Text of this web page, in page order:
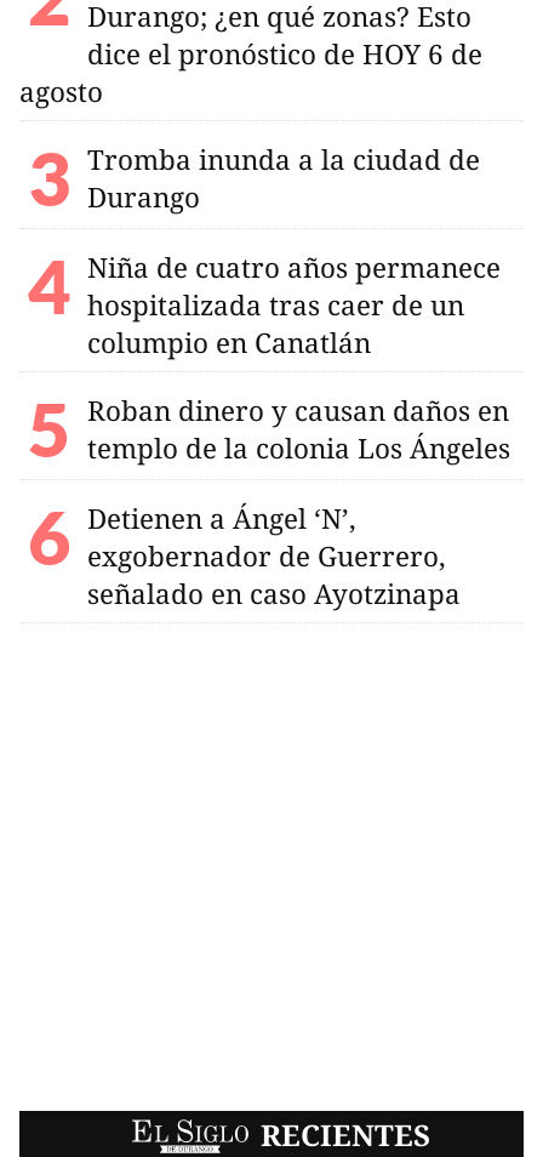
Durango; ¿en qué zonas? Esto
dice el pronóstico de HOY 6 de
agosto
Tromba inunda a la ciudad de
Durango
Niña de cuatro años permanece
hospitalizada tras caer de un
columpio en Canatlán
Roban dinero y causan daños en
templo de la colonia Los Ángeles
Detienen a Ángel ‘N’,
exgobernador de Guerrero,
señalado en caso Ayotzinapa
EL SIGLO RECIENTES